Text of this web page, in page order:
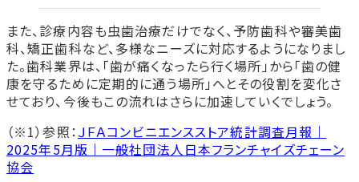
歯科衛生士・歯科技工士は国家資格が必要
就職サポートも充実
まとめ
首都医校・大阪医専・名古屋医専の歯科衛生学科で学
びませんか？
歯科衛生学科
また、診療内容も虫歯治療だけでなく、予防歯科や審美歯
科、矯正歯科など、多様なニーズに対応するようになりまし
た。歯科業界は、「歯が痛くなったら行く場所」から「歯の健
康を守るために定期的に通う場所」へとその役割を変化さ
せており、今後もこの流れはさらに加速していくでしょう。
（※1）参照：ＪＦＡコンビニエンスストア統計調査月報｜
2025年5月版｜一般社団法人日本フランチャイズチェーン
協会